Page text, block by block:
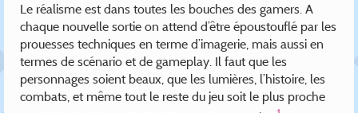
Le réalisme est dans toutes les bouches des gamers. A
chaque nouvelle sortie on attend d’être époustouflé par les
prouesses techniques en terme d’imagerie, mais aussi en
termes de scénario et de gameplay. Il faut que les
personnages soient beaux, que les lumières, l’histoire, les
combats, et même tout le reste du jeu soit le plus proche